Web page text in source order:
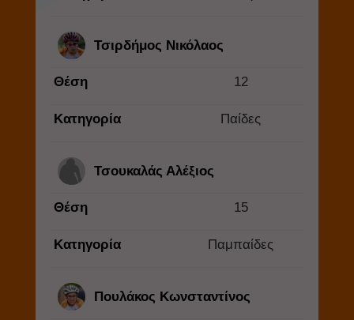
Τσιρδήμος Νικόλαος
Θέση 12
Κατηγορία Παίδες
Τσουκαλάς Αλέξιος
Θέση 15
Κατηγορία Παμπαίδες
Πουλάκος Κωνσταντίνος